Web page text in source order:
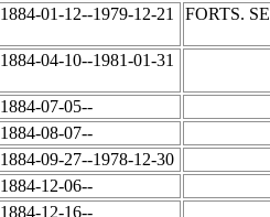
1884-01-12--1979-12-21 FORTS.
1884-04-10--1981-01-31
1884-07-05--
1884-08-07--
1884-09-27--1978-12-30
1884-12-06--
1884-12-16--